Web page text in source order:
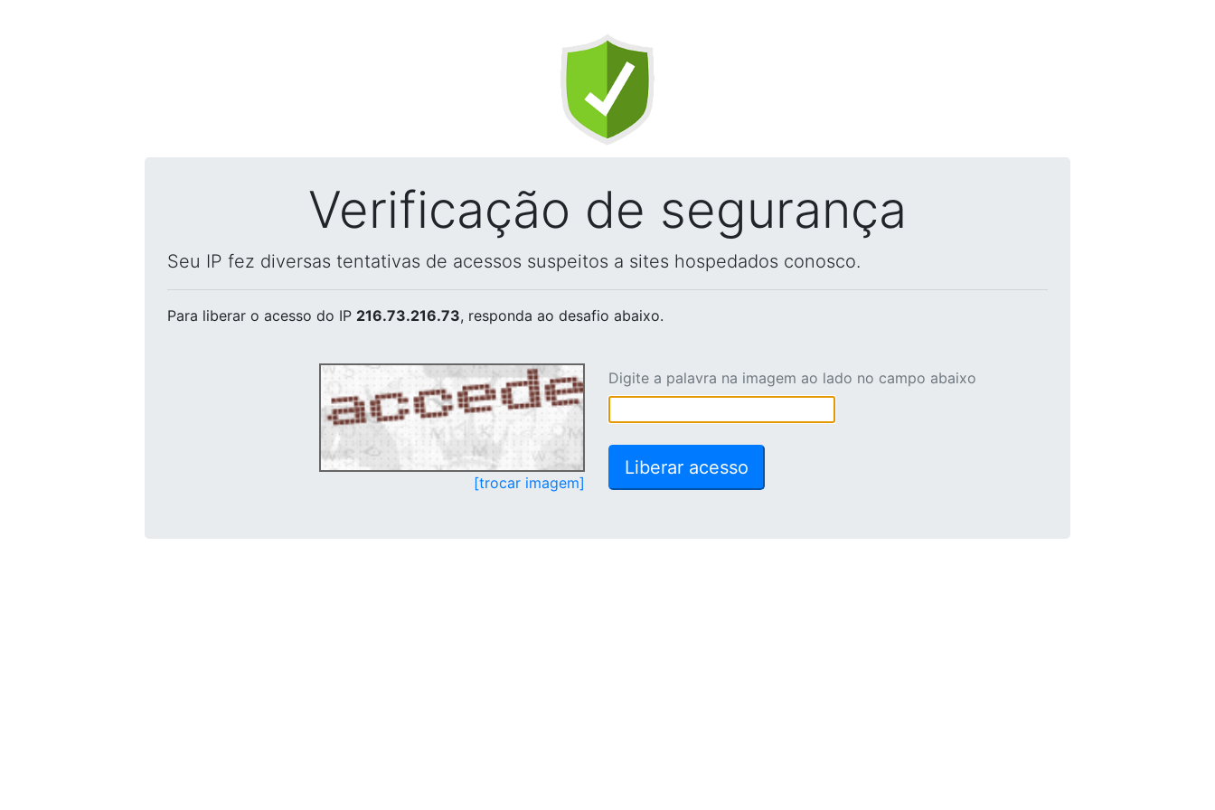
Verificação de segurança
Seu IP fez diversas tentativas de acessos suspeitos a sites hospedados conosco.
Para liberar o acesso do IP 216.73.216.73, responda ao desafio abaixo.
[trocar imagem]
Digite a palavra na imagem ao lado no campo abaixo